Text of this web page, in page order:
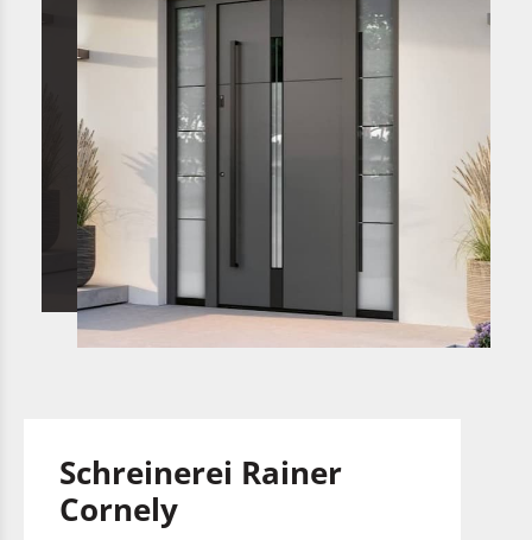
Schreinerei Rainer
Cornely